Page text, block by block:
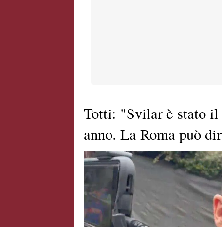
Totti: "Svilar è stato
anno. La Roma può